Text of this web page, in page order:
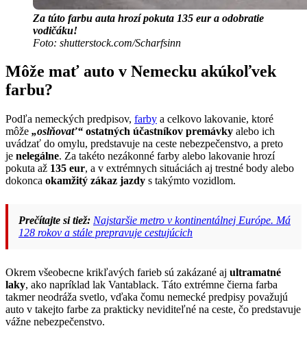
Za túto farbu auta hrozí pokuta 135 eur a odobratie
vodičáku!
Foto: shutterstock.com/Scharfsinn
Môže mať auto v Nemecku akúkoľvek
farbu?
Podľa nemeckých predpisov, farby a celkovo lakovanie, ktoré
môže „oslňovať“ ostatných účastníkov premávky alebo ich
uvádzať do omylu, predstavuje na ceste nebezpečenstvo, a preto
je nelegálne. Za takéto nezákonné farby alebo lakovanie hrozí
pokuta až 135 eur, a v extrémnych situáciách aj trestné body alebo
dokonca okamžitý zákaz jazdy s takýmto vozidlom.
Prečítajte si tiež: Najstaršie metro v kontinentálnej Európe. Má
128 rokov a stále prepravuje cestujúcich
Okrem všeobecne krikľavých farieb sú zakázané aj ultramatné
laky, ako napríklad lak Vantablack. Táto extrémne čierna farba
takmer neodráža svetlo, vďaka čomu nemecké predpisy považujú
auto v takejto farbe za prakticky neviditeľné na ceste, čo predstavuje
vážne nebezpečenstvo.